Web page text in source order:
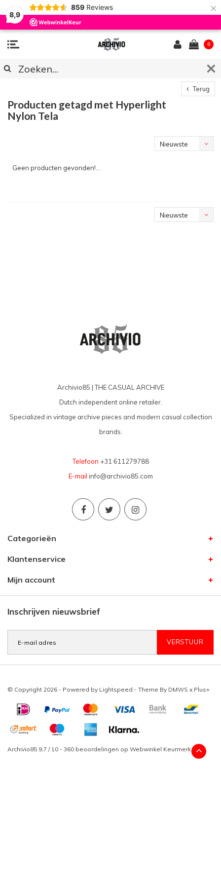
8,9
859 Reviews ×
0
Terug
Producten getagd met Hyperlight
Nylon Tela
Nieuwste
Geen producten gevonden!...
Nieuwste
Archivio85 | THE CASUAL ARCHIVE
Dutch independent online retailer.
Specialized in vintage archive pieces and modern casual collection
brands.
Telefoon +31 611279788
E-mail info@archivio85.com
Categorieën
Klantenservice
Mijn account
Inschrijven nieuwsbrief
VERSTUUR
© Copyright 2026 - Powered by Lightspeed - Theme By DMWS x Plus+
Archivio85 9,7 / 10 - 360 beoordelingen op Webwinkel Keurmerk